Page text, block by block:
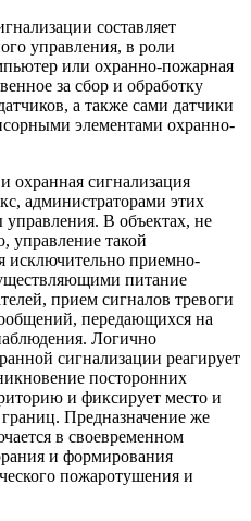
составляет
управления, в роли
или охранно-пожарная
за сбор и обработку
а также сами датчики
элементами охранно-
охранная сигнализация
администраторами этих
В объектах, не
управление такой
исключительно приемно-
питание
прием сигналов тревоги
передающихся на
Логично
сигнализации реагирует
посторонних
и фиксирует место и
Предназначение же
в своевременном
и формирования
пожаротушения и